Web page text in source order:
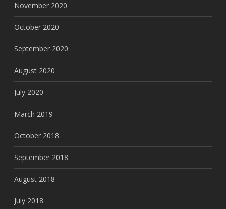
November 2020
October 2020
September 2020
August 2020
July 2020
March 2019
October 2018
September 2018
August 2018
July 2018